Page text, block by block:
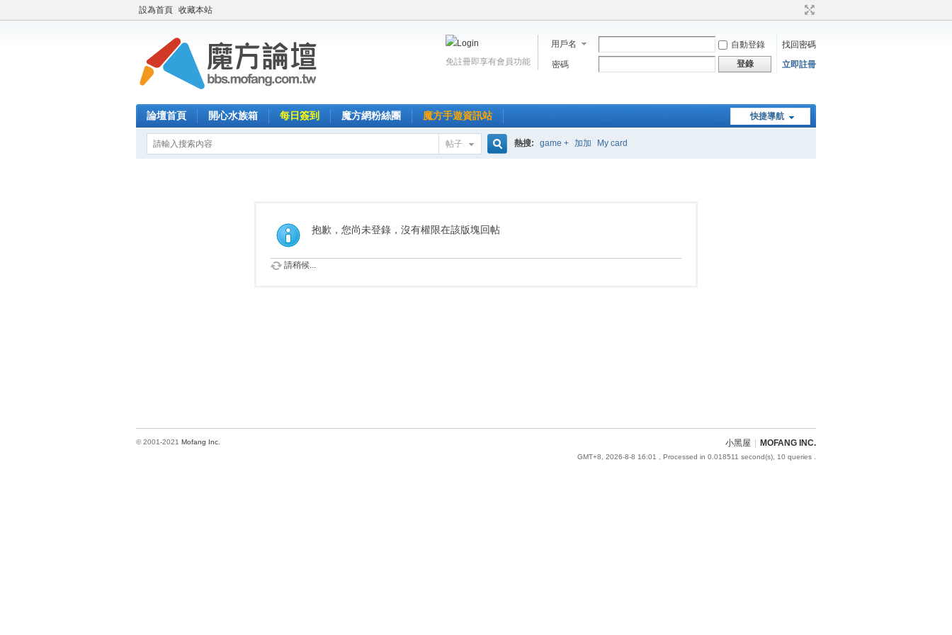
設為首頁 收藏本站
用戶名 自動登錄
找回密碼
密碼
登錄 立即註冊
免註冊即享有會員功能
快捷導航
論壇首頁 開心水族箱 每日簽到 魔方網粉絲團 魔方手遊資訊站
帖子
索
熱搜: game + 加加 My card
抱歉，您尚未登錄，沒有權限在該版塊回帖
請稍候...
小黑屋 MOFANG INC.
GMT+8, 2026-8-8 16:01 , Processed in 0.018511 second(s), 10 queries .
© 2001-2021 Mofang Inc.